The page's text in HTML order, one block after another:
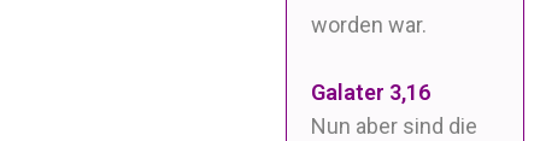
worden war.
Galater 3,16
Nun aber sind die